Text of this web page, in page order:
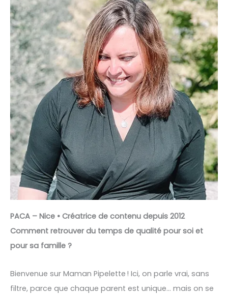
PACA – Nice • Créatrice de contenu depuis 2012
Comment retrouver du temps de qualité pour soi et
pour sa famille ?
Bienvenue sur Maman Pipelette ! Ici, on parle vrai, sans
filtre, parce que chaque parent est unique… mais on se